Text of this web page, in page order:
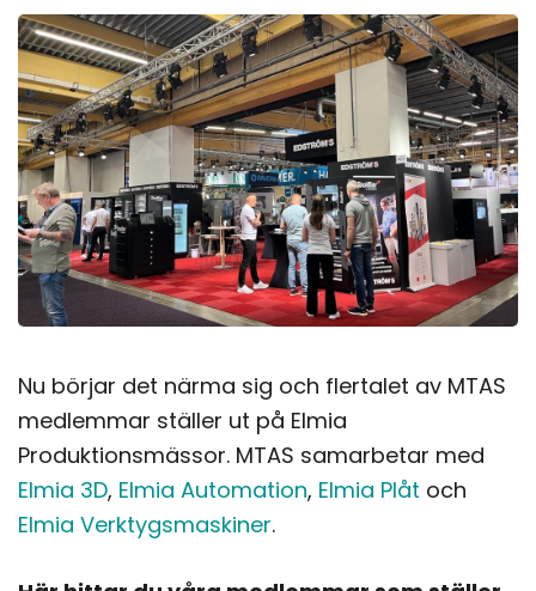
Nu börjar det närma sig och flertalet av MTAS
medlemmar ställer ut på Elmia
Produktionsmässor. MTAS samarbetar med
Elmia 3D, Elmia Automation, Elmia Plåt och
Elmia Verktygsmaskiner.